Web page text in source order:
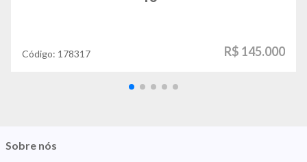
Código: 178317 R$ 145.000
Sobre nós